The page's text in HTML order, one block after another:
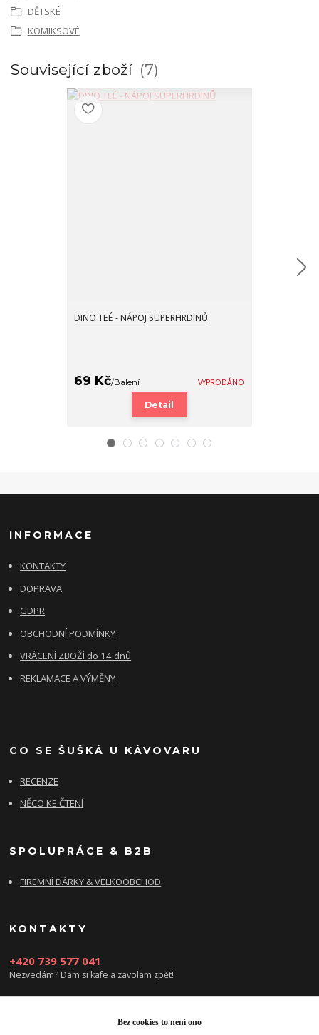
DĚTSKÉ
KOMIKSOVÉ
Související zboží 7
DINO TEÉ - NÁPOJ SUPERHRDINŮ
69 Kč/Balení VYPRODÁNO
Detail
INFORMACE
KONTAKTY
DOPRAVA
GDPR
OBCHODNÍ PODMÍNKY
VRÁCENÍ ZBOŽÍ do 14 dnů
REKLAMACE A VÝMĚNY
CO SE ŠUŠKÁ U KÁVOVARU
RECENZE
NĚCO KE ČTENÍ
SPOLUPRÁCE & B2B
FIREMNÍ DÁRKY & VELKOOBCHOD
KONTAKTY
+420 739 577 041
Nezvedám? Dám si kafe a zavolám zpět!
info@damsikafe.cz
Bez cookies to není ono